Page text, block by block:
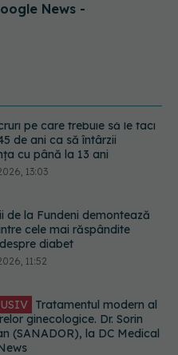
News -
de la Fundeni demontează
cele mai răspândite
diabet
Tratamentul modern al
ginecologice. Dr. Sorin
(SANADOR), la DC Medical
10:29
roșu sau cel galben: care
mai repede.